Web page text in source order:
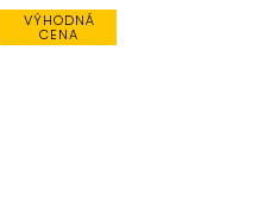
VÝHODNÁ
CENA